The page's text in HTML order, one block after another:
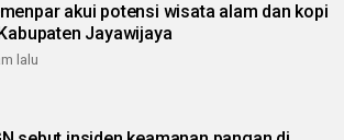
akui potensi wisata alam dan kopi
Jayawijaya
lalu